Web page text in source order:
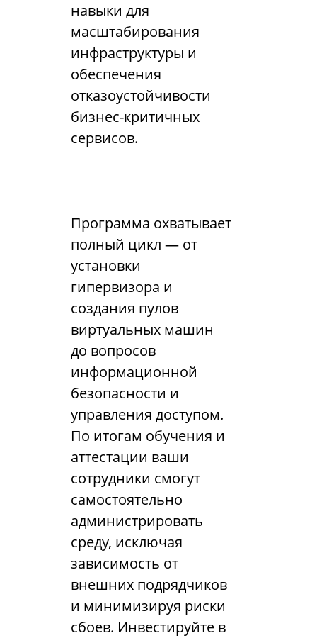
навыки для
масштабирования
инфраструктуры и
обеспечения
отказоустойчивости
бизнес-критичных
сервисов.
Программа охватывает
полный цикл — от
установки
гипервизора и
создания пулов
виртуальных машин
до вопросов
информационной
безопасности и
управления доступом.
По итогам обучения и
аттестации ваши
сотрудники смогут
самостоятельно
администрировать
среду, исключая
зависимость от
внешних подрядчиков
и минимизируя риски
сбоев. Инвестируйте в